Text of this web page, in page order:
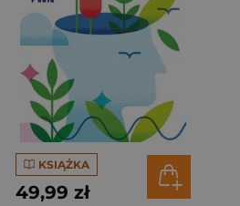
KSIĄŻKA
49,99 zł